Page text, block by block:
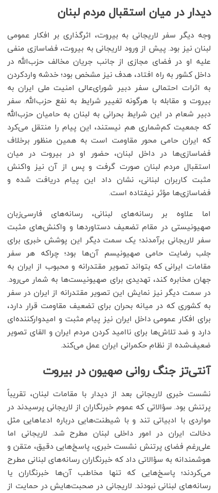
دیدار در میان استقبال مردم لبنان
وجه دیگر سفر لاریجانی به بیروت، اثرگذاری بر افکار عمومی
لبنان نیز بود. پیش از ورود لاریجانی به بیروت، فضاسازی منفی
علیه او در فضای مجازی از جانب جریان مخالف حزب‌الله در
داخل کشور به راه افتاد، هدف نیز مشخص بود؛ خدشه واردکردن
به اثرات احتمالی سفر دبیر شورای‌عالی امنیت ملی ایران به
بیروت و مقابله با هرگونه تغییر شرایط به نفع حزب‌الله. سفر
دبیر شعام در این شرایط بحرانی به لبنان به حامیان حزب‌الله
که جمعیت کم‌شماری هم نیستند، این پیام را منتقل می‌کرد
که ایران حامی محور مقاومت است به همین منظور برخلاف
فضاسازی‌ها در داخل لبنان، حضور او در بیروت در میان
استقبال مردم لبنان صورت گرفت و پس از آن نیز واکنش
مثبت کاربران لبنانی، نشان داد این پیام دریافت شده و
فضاسازی‌ها مؤثر نیفتاده است.
اما علاوه بر رسانه‌های لبنانی، رسانه‌های فارسی‌زبان
صهیونیستی در مقام تضعیف دستاوردها و واکنش‌های مثبت
سفر لاریجانی برآمدند؛ یک سمت دیگر این پوشش خبری برای
جلب رضایت حامی صهیونیسم آن‌ها بود؛ چراکه هر سفر
مقامات ایرانی که بتواند تصویر مقتدرانه و محبوب از ایران به
جهان مخابره کند، تهدیدی برای صهیونیست‌ها به شمار می‌رود.
در سمت دیگر نیز نمایش این تصویر مقتدرانه از ایران در سفر
به کشوری که در میانه بحران برای تضعیف مقاومت قرار دارد،
برای افکار عمومی داخل ایران نیز پیام مثبت و امیدوارکننده‌ای
دارد و ضد تلاش‌ها برای ناامید کردن مردم ایران و القای تصویر
ضعیف‌شده از نظام حکمرانی ایران عمل می‌کند.
آنتی‌تز جنگ روانی صهیون در بیروت
نشست خبری لاریجانی بعد از دیدار با مقامات لبنان، تقریباً
پرتنش بود. سؤالاتی که عموم خبرنگاران از لاریجانی پرسیدند در
مواردی با ادبیاتی تند و با شیطنت‌هایی درباره ادعاهایی مثل
دخالت ایران در امور داخلی لبنان مطرح شد. لاریجانی اما
علی‌رغم فضای پرتنش نشست خبری، پاسخ‌هایی دقیق، متقن و
هوشمندانه به سؤالاتی داد که خبرنگاران رسانه‌های لبنانی مطرح
می‌کردند؛ پاسخ‌هایی که تنها مخاطب آن‌ها خبرنگاران یا
رسانه‌های لبنانی نبودند. لاریجانی در صحبت‌هایش در حمایت از